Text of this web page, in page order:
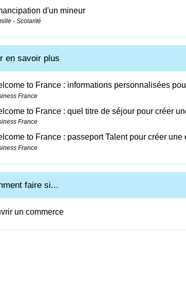
d'un mineur
- Scolarité
en savoir plus
to France : informations personnalisées
France
to France : quel titre de séjour pour créer
France
to France : passeport Talent pour créer une
France
faire si...
un commerce